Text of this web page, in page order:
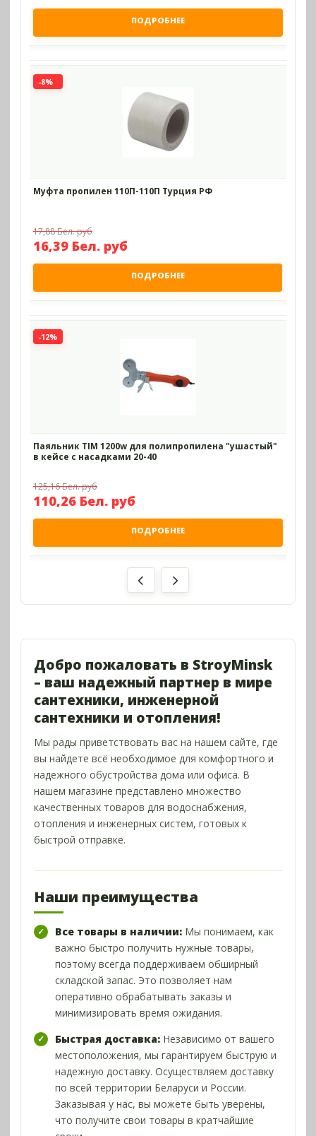
ПОДРОБНЕЕ
-8%
Муфта пропилен 110П-110П Турция РФ
17,88 Бел. руб
16,39 Бел. руб
ПОДРОБНЕЕ
-12%
Паяльник TIM 1200w для полипропилена "ушастый"
в кейсе с насадками 20-40
125,16 Бел. руб
110,26 Бел. руб
ПОДРОБНЕЕ
Previous
Next
Добро пожаловать в StroyMinsk
– ваш надежный партнер в мире
сантехники, инженерной
сантехники и отопления!
Мы рады приветствовать вас на нашем сайте, где
вы найдете всё необходимое для комфортного и
надежного обустройства дома или офиса. В
нашем магазине представлено множество
качественных товаров для водоснабжения,
отопления и инженерных систем, готовых к
быстрой отправке.
Наши преимущества
Все товары в наличии: Мы понимаем, как
важно быстро получить нужные товары,
поэтому всегда поддерживаем обширный
складской запас. Это позволяет нам
оперативно обрабатывать заказы и
минимизировать время ожидания.
Быстрая доставка: Независимо от вашего
местоположения, мы гарантируем быструю и
надежную доставку. Осуществляем доставку
по всей территории Беларуси и России.
Заказывая у нас, вы можете быть уверены,
что получите свои товары в кратчайшие